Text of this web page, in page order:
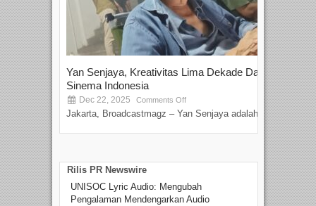
Yan Senjaya, Kreativitas Lima Dekade Dalam
Sinema Indonesia
Dec 22, 2025 Comments Off
Jakarta, Broadcastmagz – Yan Senjaya adalah...
Rilis PR Newswire
UNISOC Lyric Audio: Mengubah
Pengalaman Mendengarkan Audio